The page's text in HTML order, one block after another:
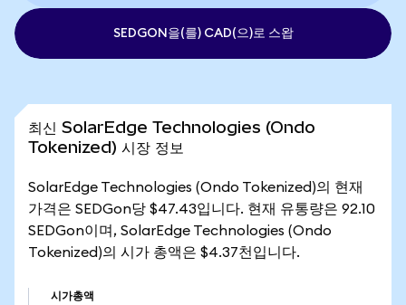
SEDGON을(를) CAD(으)로 스왑
최신 SolarEdge Technologies (Ondo
Tokenized) 시장 정보
SolarEdge Technologies (Ondo Tokenized)의 현재
가격은 SEDGon당 $47.43입니다. 현재 유통량은 92.10
SEDGon이며, SolarEdge Technologies (Ondo
Tokenized)의 시가 총액은 $4.37천입니다.
시가총액